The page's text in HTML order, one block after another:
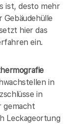
ist, desto mehr
hier das
ein.
in
in
gemacht
Leckageortung